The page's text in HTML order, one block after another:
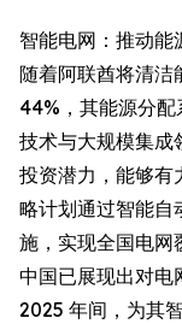
智能电网：推动能
随着阿联酋将清洁
44%，其能源分
技术与大规模集成
投资潜力，能够有
略计划通过智能自
施，实现全国电网
中国已展现出对电
2025 年间，为其